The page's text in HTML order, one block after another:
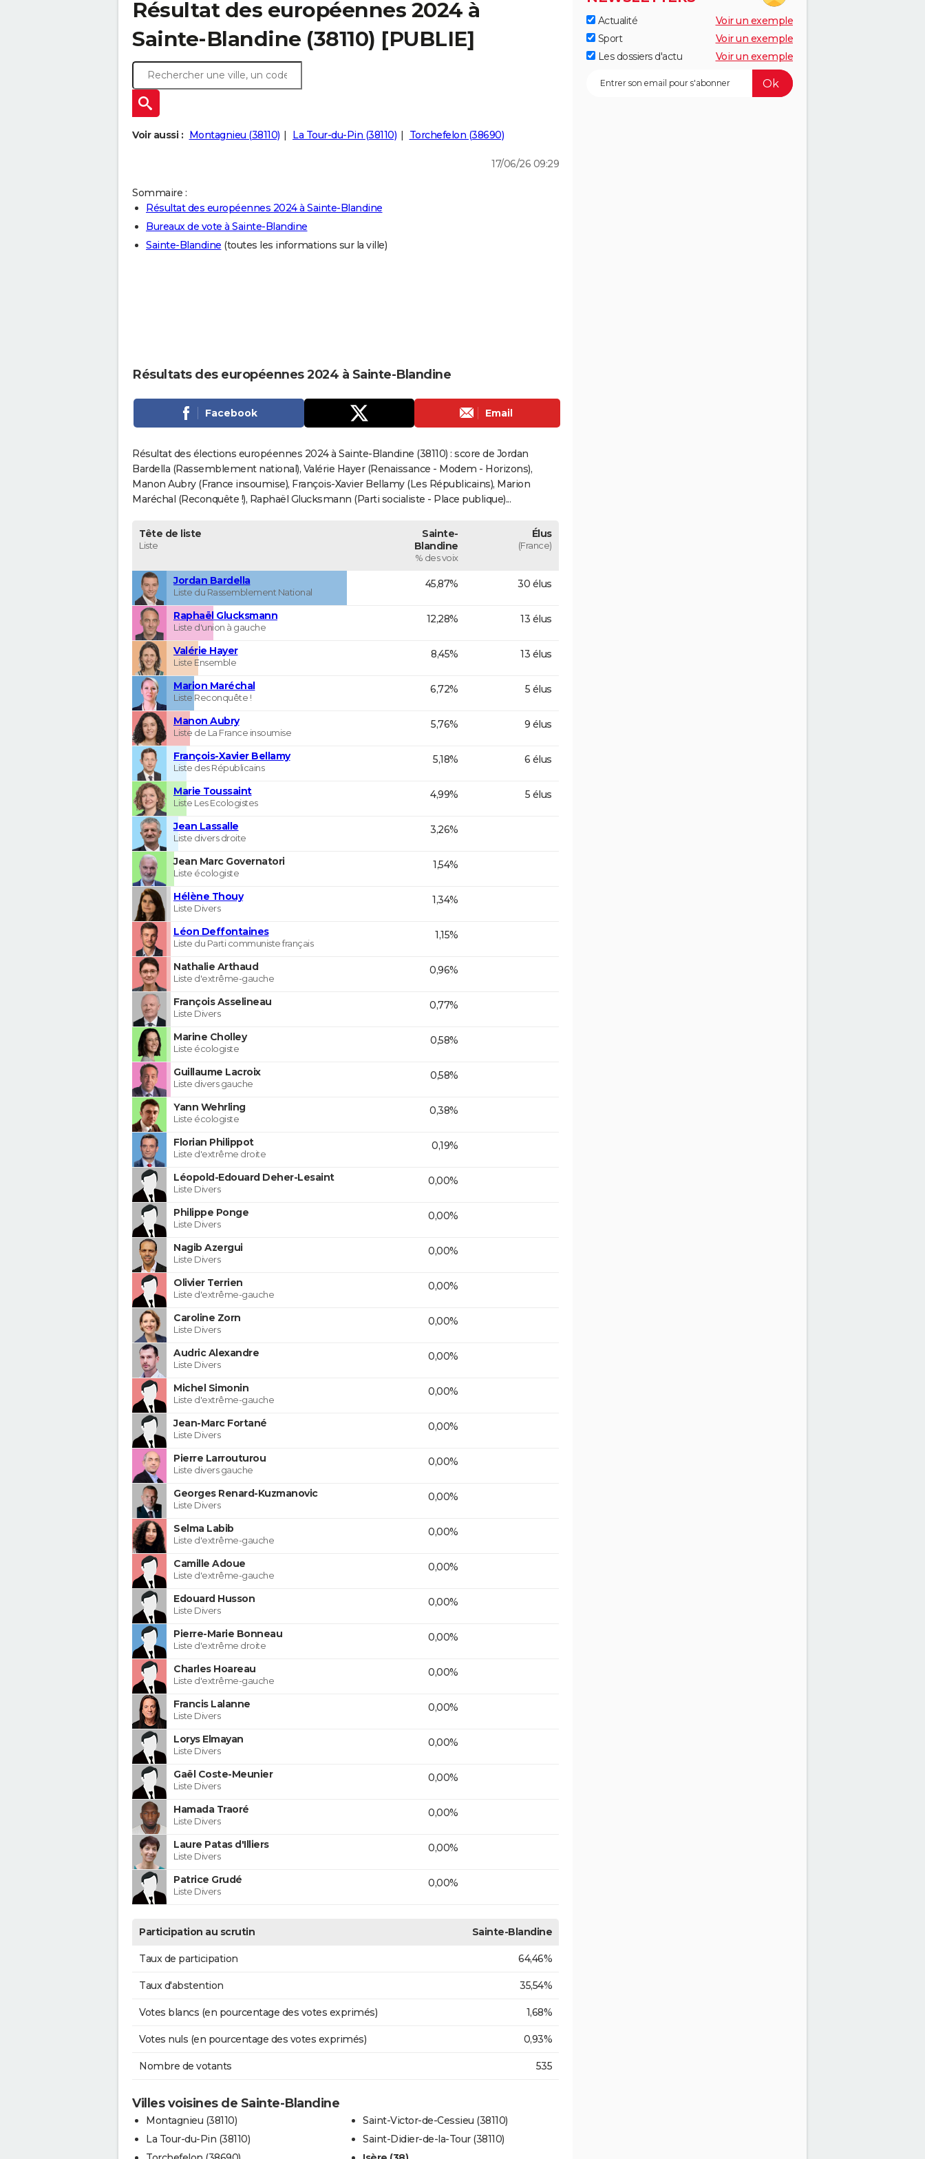
Résultat des européennes 2024 à
Sainte-Blandine (38110) [PUBLIE]
Voir aussi : Montagnieu (38110) La Tour-du-Pin (38110) Torchefelon (38690)
17/06/26 09:29
Sommaire :
Résultat des européennes 2024 à Sainte-Blandine
Bureaux de vote à Sainte-Blandine
Sainte-Blandine (toutes les informations sur la ville)
Résultats des européennes 2024 à Sainte-Blandine
Facebook Email
Résultat des élections européennes 2024 à Sainte-Blandine (38110) : score de Jordan
Bardella (Rassemblement national), Valérie Hayer (Renaissance - Modem - Horizons),
Manon Aubry (France insoumise), François-Xavier Bellamy (Les Républicains), Marion
Maréchal (Reconquête !), Raphaël Glucksmann (Parti socialiste - Place publique)...
Tête de liste
Liste
Sainte-
Blandine
% des voix
Élus
(France)
Jordan Bardella
Liste du Rassemblement National
45,87% 30 élus
Raphaël Glucksmann
Liste d'union à gauche
12,28% 13 élus
Valérie Hayer
Liste Ensemble
8,45% 13 élus
Marion Maréchal
Liste Reconquête !
6,72% 5 élus
Manon Aubry
Liste de La France insoumise
5,76% 9 élus
François-Xavier Bellamy
Liste des Républicains
5,18% 6 élus
Marie Toussaint
Liste Les Ecologistes
4,99% 5 élus
Jean Lassalle
Liste divers droite
3,26%
Jean Marc Governatori
Liste écologiste
1,54%
Hélène Thouy
Liste Divers
1,34%
Léon Deffontaines
Liste du Parti communiste français
1,15%
Nathalie Arthaud
Liste d'extrême-gauche
0,96%
François Asselineau
Liste Divers
0,77%
Marine Cholley
Liste écologiste
0,58%
Guillaume Lacroix
Liste divers gauche
0,58%
Yann Wehrling
Liste écologiste
0,38%
Florian Philippot
Liste d'extrême droite
0,19%
Léopold-Edouard Deher-Lesaint
Liste Divers
0,00%
Philippe Ponge
Liste Divers
0,00%
Nagib Azergui
Liste Divers
0,00%
Olivier Terrien
Liste d'extrême-gauche
0,00%
Caroline Zorn
Liste Divers
0,00%
Audric Alexandre
Liste Divers
0,00%
Michel Simonin
Liste d'extrême-gauche
0,00%
Jean-Marc Fortané
Liste Divers
0,00%
Pierre Larrouturou
Liste divers gauche
0,00%
Georges Renard-Kuzmanovic
Liste Divers
0,00%
Selma Labib
Liste d'extrême-gauche
0,00%
Camille Adoue
Liste d'extrême-gauche
0,00%
Edouard Husson
Liste Divers
0,00%
Pierre-Marie Bonneau
Liste d'extrême droite
0,00%
Charles Hoareau
Liste d'extrême-gauche
0,00%
Francis Lalanne
Liste Divers
0,00%
Lorys Elmayan
Liste Divers
0,00%
Gaël Coste-Meunier
Liste Divers
0,00%
Hamada Traoré
Liste Divers
0,00%
Laure Patas d'Illiers
Liste Divers
0,00%
Patrice Grudé
Liste Divers
0,00%
Participation au scrutin Sainte-Blandine
Taux de participation 64,46%
Taux d'abstention 35,54%
Votes blancs (en pourcentage des votes exprimés) 1,68%
Votes nuls (en pourcentage des votes exprimés) 0,93%
Nombre de votants 535
Villes voisines de Sainte-Blandine
Montagnieu (38110)
La Tour-du-Pin (38110)
Saint-Victor-de-Cessieu (38110)
Saint-Didier-de-la-Tour (38110)
Actualité
Voir un exemple
Sport
Voir un exemple
Les dossiers d'actu
Voir un exemple